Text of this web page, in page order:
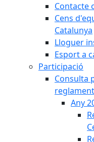
Contacte
Cens
Catalunya
Lloguer
Esport a
Participació
Consulta
Any